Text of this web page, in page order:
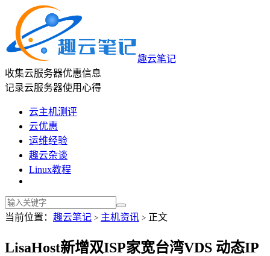
趣云笔记
收集云服务器优惠信息
记录云服务器使用心得
云主机测评
云优惠
运维经验
趣云杂谈
Linux教程
当前位置： 趣云笔记 > 主机资讯 > 正文
LisaHost新增双ISP家宽台湾VDS 动态IP